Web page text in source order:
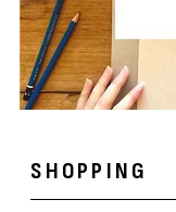
SHOPPING